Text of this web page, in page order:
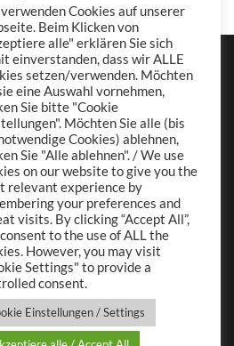
Cookies auf unserer
Beim Klicken von
alle" erklären Sie sich
einverstanden, dass wir ALLE
setzen/verwenden. Möchten
eine Auswahl vornehmen,
Sie bitte "Cookie
Möchten Sie alle (bis
Cookies) ablehnen,
Sie "Alle ablehnen". / We use
on our website to give you the
relevant experience by
your preferences and
visits. By clicking “Accept All”,
to the use of ALL the
However, you may visit
Settings" to provide a
consent.
Einstellungen / Settings